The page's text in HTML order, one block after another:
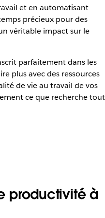
et en automatisant
précieux pour des
véritable impact sur le
parfaitement dans les
plus avec des ressources
de vie au travail de vos
ce que recherche
productivité à